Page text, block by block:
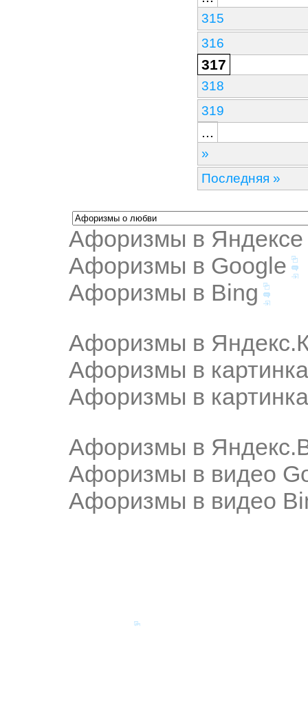
315
316
317
318
319
...
»
Последняя »
Афоризмы в Яндексе
Афоризмы в Google
Афоризмы в Bing
Афоризмы в
Афоризмы в
Афоризмы в
Афоризмы в
Афоризмы в видео
Афоризмы в видео